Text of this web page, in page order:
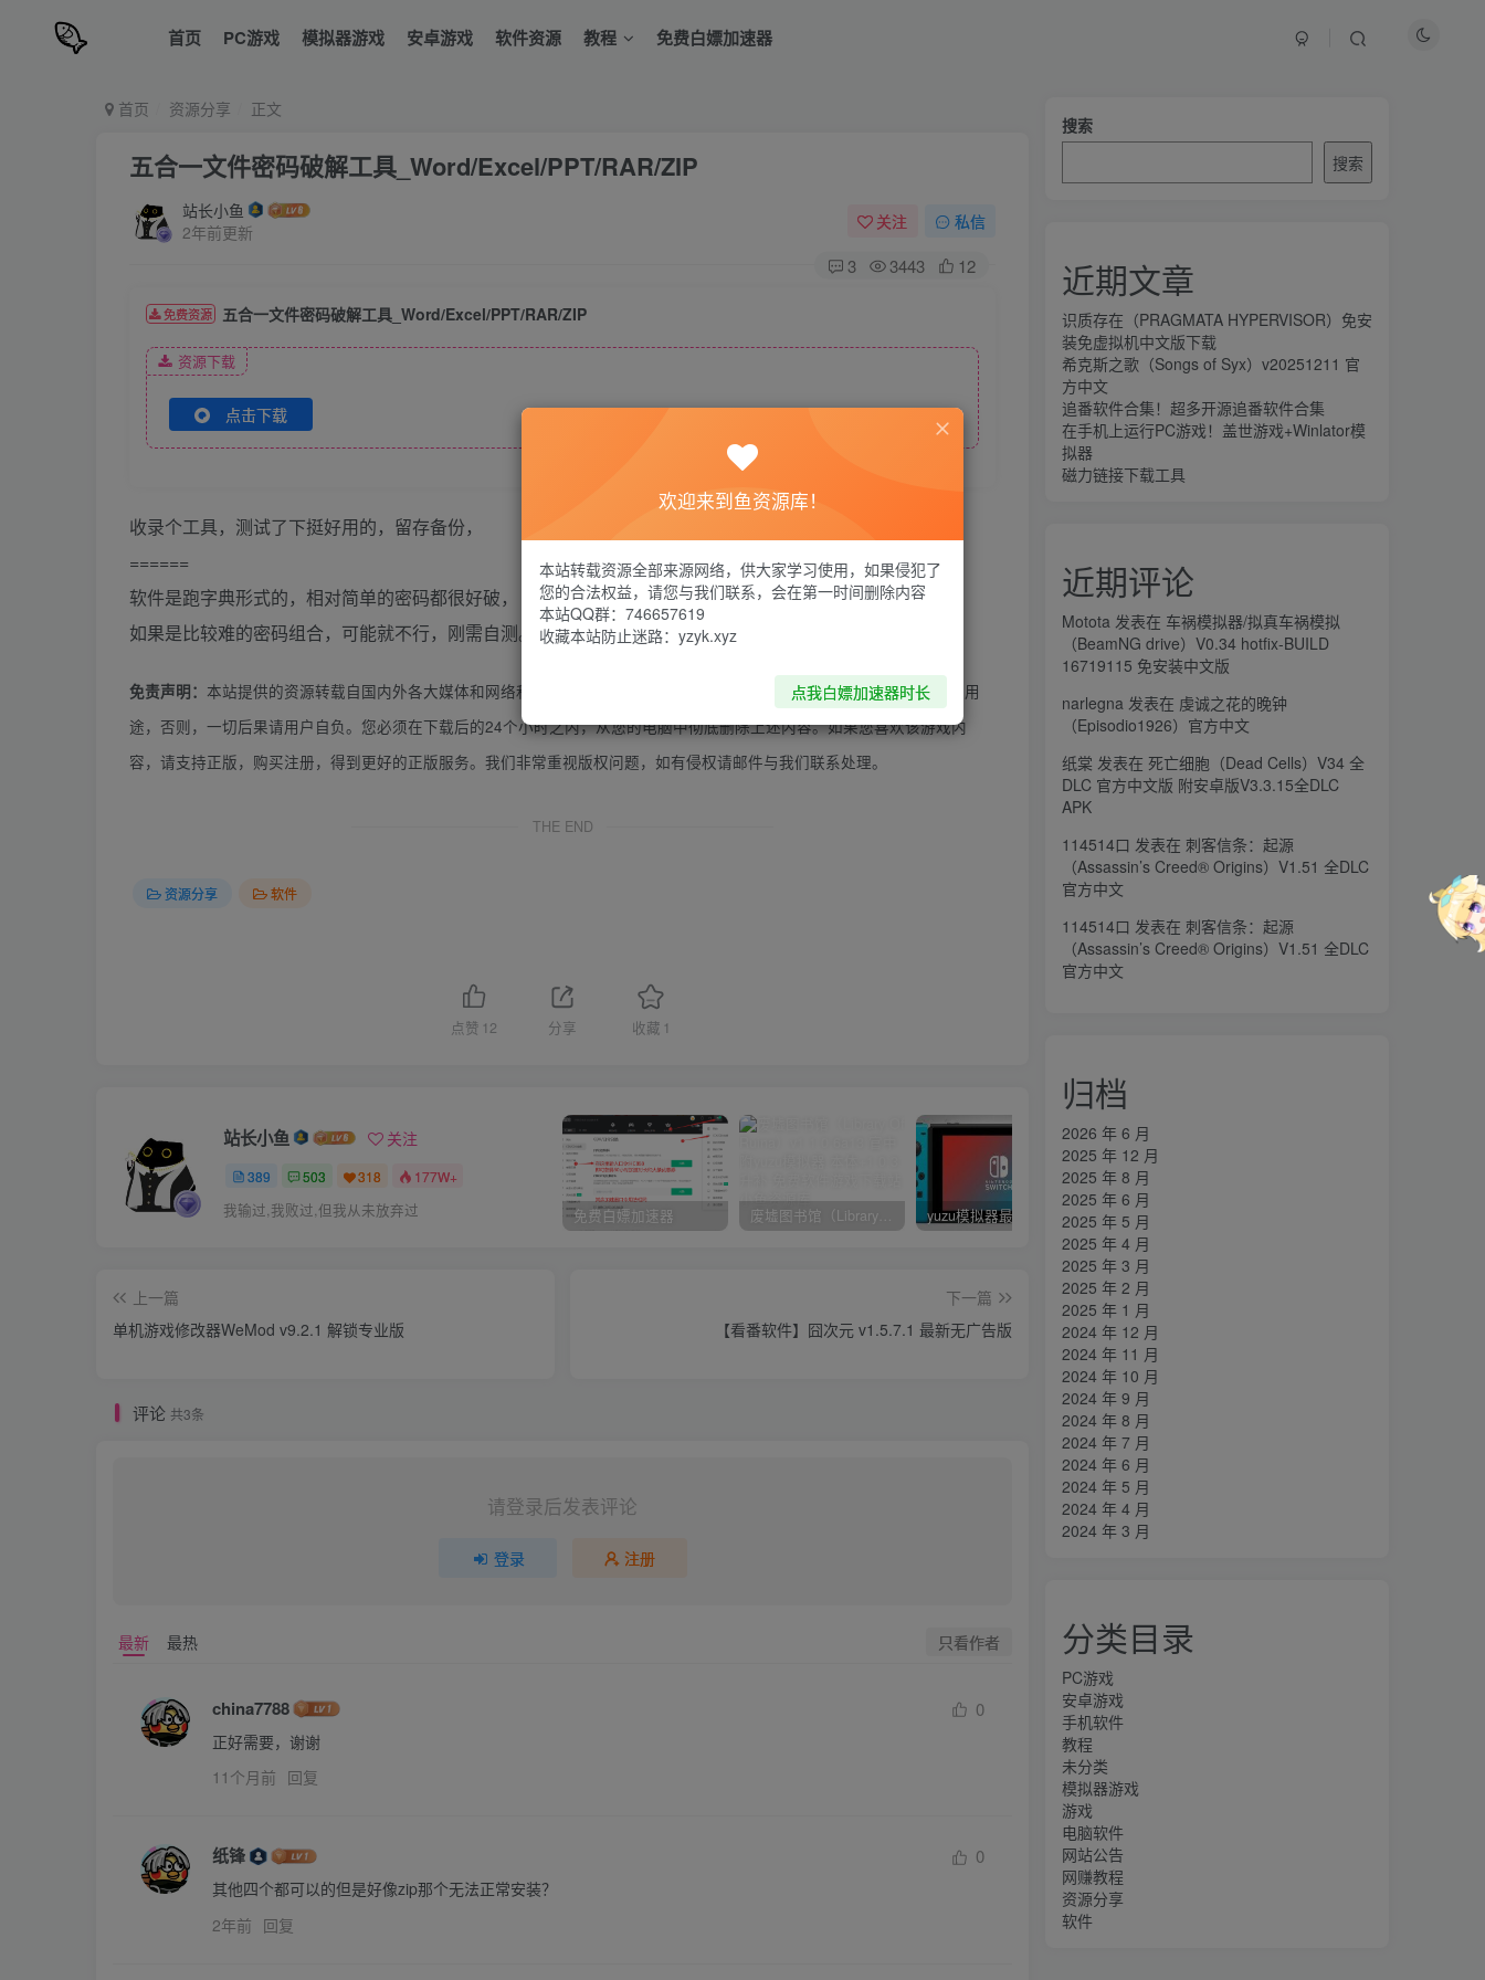
首页 PC游戏 模拟器游戏 安卓游戏 软件资源 教程 免费白嫖加速器
首页 资源分享 正文
五合一文件密码破解工具_Word/Excel/PPT/RAR/ZIP
站长小鱼
2年前更新
关注 私信
3 3443 12
免费资源 五合一文件密码破解工具_Word/Excel/PPT/RAR/ZIP
资源下载
点击下载
收录个工具，测试了下挺好用的，留存备份，
======
软件是跑字典形式的，相对简单的密码都很好破，
如果是比较难的密码组合，可能就不行，刚需自测。
免责声明： 本站提供的资源转载自国内外各大媒体和网络和网友分享，供大家学习使用；不得将上述内容用于商业或者非法用
途，否则，一切后果请用户自负。您必须在下载后的24个小时之内，从您的电脑中彻底删除上述内容。如果您喜欢该游戏内
容，请支持正版，购买注册，得到更好的正版服务。我们非常重视版权问题，如有侵权请邮件与我们联系处理。
THE END
资源分享 软件
点赞 12 分享 收藏 1
站长小鱼 关注
389 503 318 177W+
我输过,我败过,但我从未放弃过 免费白嫖加速器 废墟图书馆（Library Of Ruina）v1.1.0.6a13 官中 附yuzu模拟器 本体+1.0.3升补 yuzu模拟器最新版整合包！已更新至19.0.0固件+key
上一篇
单机游戏修改器WeMod v9.2.1 解锁专业版
下一篇
【看番软件】囧次元 v1.5.7.1 最新无广告版
评论 共3条
请登录后发表评论
登录 注册
最新 最热 只看作者
china7788 0
正好需要，谢谢
11个月前 回复
纸锋 0
其他四个都可以的但是好像zip那个无法正常安装？
2年前 回复
搜索
搜索
近期文章
识质存在（PRAGMATA HYPERVISOR）免安
装免虚拟机中文版下载
希克斯之歌（Songs of Syx）v20251211 官
方中文
追番软件合集！超多开源追番软件合集
在手机上运行PC游戏！盖世游戏+Winlator模
拟器
磁力链接下载工具
近期评论
Motota 发表在 车祸模拟器/拟真车祸模拟
（BeamNG drive）V0.34 hotfix-BUILD
16719115 免安装中文版
narlegna 发表在 虔诚之花的晚钟
（Episodio1926）官方中文
纸棠 发表在 死亡细胞（Dead Cells）V34 全
DLC 官方中文版 附安卓版V3.3.15全DLC
APK
114514口 发表在 刺客信条：起源
（Assassin’s Creed® Origins）V1.51 全DLC
官方中文
114514口 发表在 刺客信条：起源
（Assassin’s Creed® Origins）V1.51 全DLC
官方中文
归档
2026 年 6 月
2025 年 12 月
2025 年 8 月
2025 年 6 月
2025 年 5 月
2025 年 4 月
2025 年 3 月
2025 年 2 月
2025 年 1 月
2024 年 12 月
2024 年 11 月
2024 年 10 月
2024 年 9 月
2024 年 8 月
2024 年 7 月
2024 年 6 月
2024 年 5 月
2024 年 4 月
2024 年 3 月
分类目录
PC游戏
安卓游戏
手机软件
教程
未分类
模拟器游戏
游戏
电脑软件
网站公告
网赚教程
资源分享
软件
欢迎来到鱼资源库！
本站转载资源全部来源网络，供大家学习使用，如果侵犯了
您的合法权益，请您与我们联系，会在第一时间删除内容
本站QQ群：746657619
收藏本站防止迷路：yzyk.xyz
点我白嫖加速器时长